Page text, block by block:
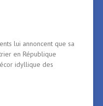
lui annoncent que sa
en République
idyllique des